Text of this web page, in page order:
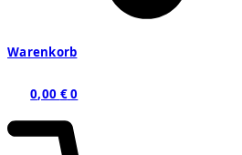
Warenkorb
0,00 €0